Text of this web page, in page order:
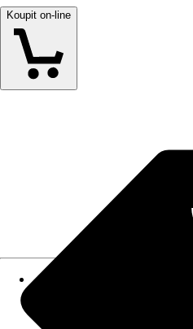
Koupit on-line